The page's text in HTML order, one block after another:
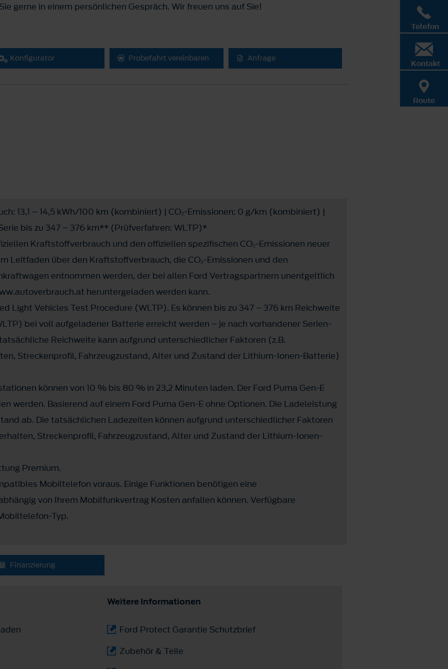
gerne in einem persönlichen Gespräch. Wir freuen uns auf Sie!
Konfigurator Probefahrt vereinbaren Anfrage
13,1 – 14,5 kWh/100 km (kombiniert) | CO₂-Emissionen: 0 g/km (kombiniert) |
bis zu 347 – 376 km** (Prüfverfahren: WLTP)*
Kraftstoffverbrauch und den offiziellen spezifischen CO₂-Emissionen neuer
Leitfaden über den Kraftstoffverbrauch, die CO₂-Emissionen und den
entnommen werden, der bei allen Ford Vertragspartnern unentgeltlich
heruntergeladen werden kann.
Light Vehicles Test Procedure (WLTP). Es können bis zu 347 – 376 km Reichweite
bei voll aufgeladener Batterie erreicht werden – je nach vorhandener Serien-
Reichweite kann aufgrund unterschiedlicher Faktoren (z.B.
Streckenprofil, Fahrzeugzustand, Alter und Zustand der Lithium-Ionen-Batterie)
können von 10 % bis 80 % in 23,2 Minuten laden. Der Ford Puma Gen-E
werden. Basierend auf einem Ford Puma Gen-E ohne Optionen. Die Ladeleistung
ab. Die tatsächlichen Ladezeiten können aufgrund unterschiedlicher Faktoren
Streckenprofil, Fahrzeugzustand, Alter und Zustand der Lithium-Ionen-
Premium.
Mobiltelefon voraus. Einige Funktionen benötigen eine
von Ihrem Mobilfunkvertrag Kosten anfallen können. Verfügbare
Typ.
Finanzierung
Weitere Informationen
Ford Protect Garantie Schutzbrief
Zubehör & Teile
Telefon
Kontakt
Route